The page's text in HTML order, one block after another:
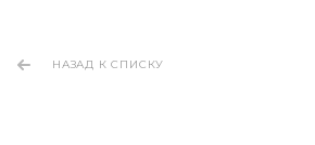
НАЗАД К СПИСКУ